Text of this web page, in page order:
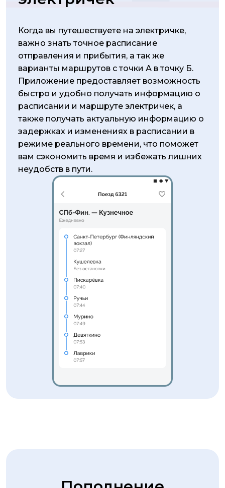
Когда вы путешествуете на электричке,
важно знать точное расписание
отправления и прибытия, а так же
варианты маршрутов с точки А в точку Б.
Приложение предоставляет возможность
быстро и удобно получать информацию о
расписании и маршруте электричек, а
также получать актуальную информацию о
задержках и изменениях в расписании в
режиме реального времени, что поможет
вам сэкономить время и избежать лишних
неудобств в пути.